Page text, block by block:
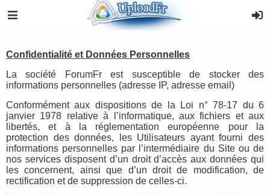
Confidentialité et Données Personnelles
La société ForumFr est susceptible de stocker des
informations personnelles (adresse IP, adresse email)
Conformément aux dispositions de la Loi n° 78-17 du 6
janvier 1978 relative à l’informatique, aux fichiers et aux
libertés, et à la réglementation européenne pour la
protection des données, les Utilisateurs ayant fourni des
informations personnelles par l’intermédiaire du Site ou de
nos services disposent d’un droit d’accès aux données qui
les concernent, ainsi que d’un droit de modification, de
rectification et de suppression de celles-ci.